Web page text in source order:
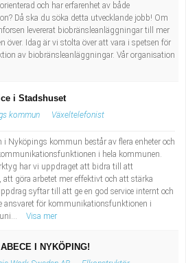
och har erfarenhet av både
Då ska du söka detta utvecklande jobb! Om
levererat biobränsleanläggningar till mer
över. Idag är vi stolta över att vara i spetsen för
av biobränsleanläggningar. Vår organisation
i Stadshuset
kommun Växeltelefonist
Nyköpings kommun består av flera enheter och
i hela kommunen.
har vi uppdraget att bidra till att
göra arbetet mer effektivt och att stärka
syftar till att ge en god service internt och
ansvaret för kommunikationsfunktionen i
Visa mer
I NYKÖPING!